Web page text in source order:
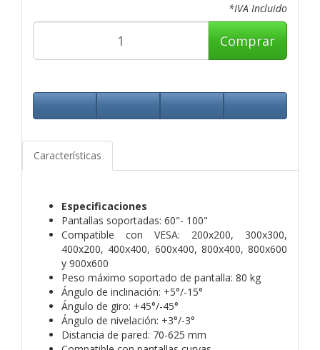
*IVA Incluido
Comprar
Características
Especificaciones
Pantallas soportadas: 60"- 100"
Compatible con VESA: 200x200, 300x300,
400x200, 400x400, 600x400, 800x400, 800x600
y 900x600
Peso máximo soportado de pantalla: 80 kg
Ángulo de inclinación: +5°/-15°
Ángulo de giro: +45°/-45°
Ángulo de nivelación: +3°/-3°
Distancia de pared: 70-625 mm